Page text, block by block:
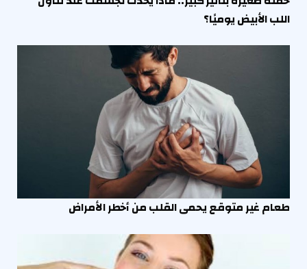
اللب الأبيض يوميًا؟
طعام غير متوقع يحمى القلب من أخطر الأمراض